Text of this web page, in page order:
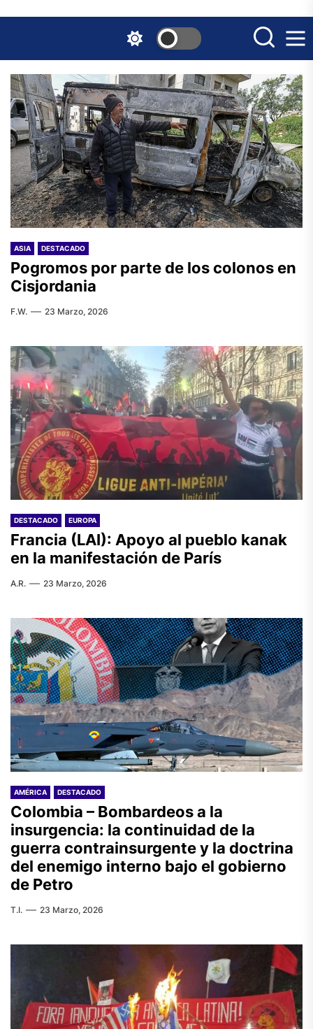
the
content
ASIA DESTACADO
Pogromos por parte de los colonos en
Cisjordania
F.W. 23 Marzo, 2026
DESTACADO EUROPA
Francia (LAI): Apoyo al pueblo kanak
en la manifestación de París
A.R. 23 Marzo, 2026
AMÉRICA DESTACADO
Colombia – Bombardeos a la
insurgencia: la continuidad de la
guerra contrainsurgente y la doctrina
del enemigo interno bajo el gobierno
de Petro
T.I. 23 Marzo, 2026